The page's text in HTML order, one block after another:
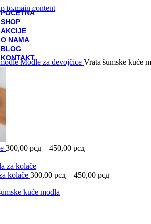
to main content
POČETNA
SHOP
AKCIJE
O NAMA
BLOG
KONTAKTModle za devojčice Vrata šumske kuće
300,00 рсд – 450,00 рсдRaspon
300,00 рсд
kolače 300,00 рсд – 450,00 рсдRaspon